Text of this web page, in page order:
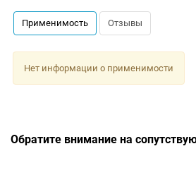
Применимость Отзывы
Нет информации о применимости
Обратите внимание на